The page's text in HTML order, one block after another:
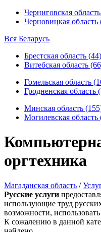
Черниговская
Черновицкая область
Вся Беларусь
Брестская область (44)
Витебская область
Гомельская область
Гродненская область
Минская область
Могилевская область
оргтехника
Магаданская область /
Русские услуги
использующие труд
возможности,
К сожалению в данной